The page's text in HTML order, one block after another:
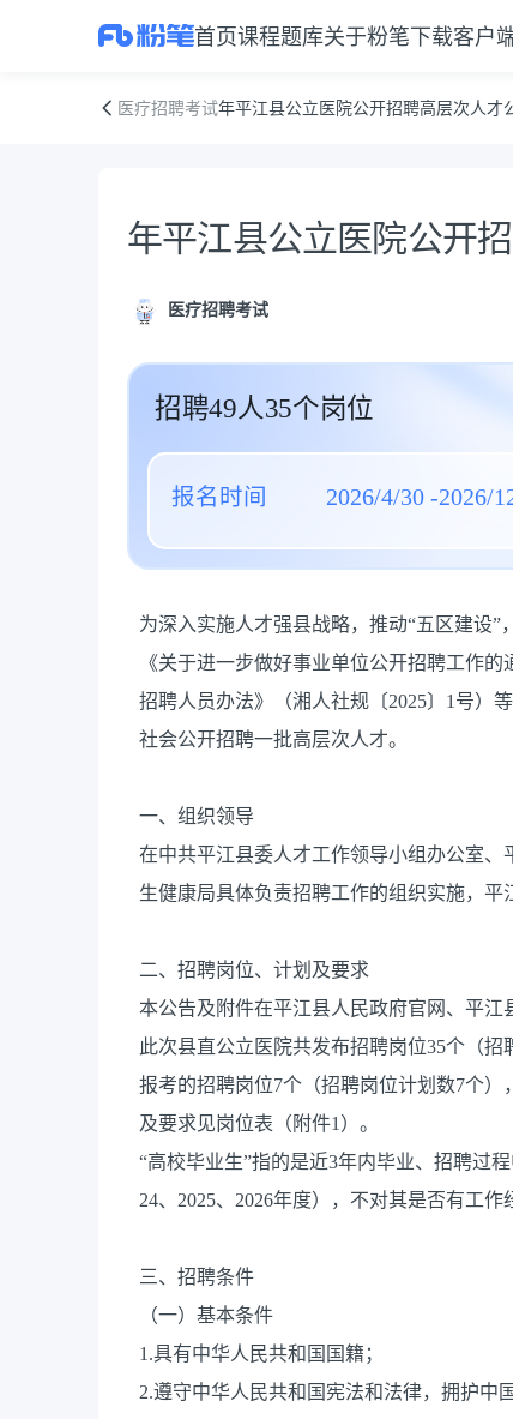
首页课程题库关于粉笔下载客户
医疗招聘考试年平江县公立医院公开招聘高层次人才
公告正文
年平江县公立医院公开
医疗招聘考试
招聘49人35个岗位
报名时间 2026/4/30 -2026/
为深入实施人才强县战略，推动“五区建设”
《关于进一步做好事业单位公开招聘工作
招聘人员办法》（湘人社规〔2025〕1号）
社会公开招聘一批高层次人才。
一、组织领导
在中共平江县委人才工作领导小组办公室
生健康局具体负责招聘工作的组织实施，平
二、招聘岗位、计划及要求
本公告及附件在平江县人民政府官网、平江
此次县直公立医院共发布招聘岗位35个（
报考的招聘岗位7个（招聘岗位计划数7个
及要求见岗位表（附件1）。
“高校毕业生”指的是近3年内毕业、招聘过
24、2025、2026年度），不对其是否有工作
三、招聘条件
（一）基本条件
1.具有中华人民共和国国籍；
2.遵守中华人民共和国宪法和法律，拥护中